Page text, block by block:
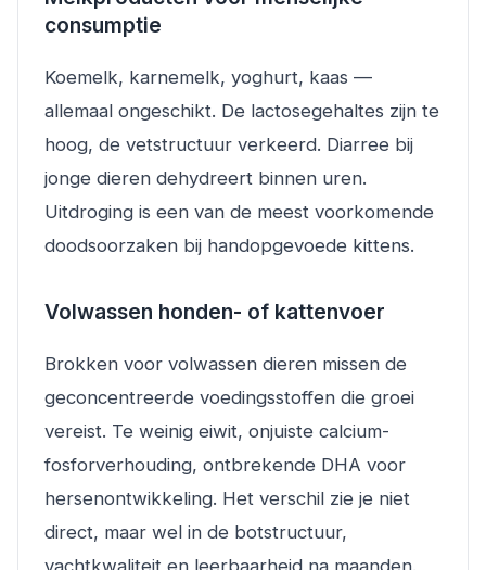
consumptie
Koemelk, karnemelk, yoghurt, kaas —
allemaal ongeschikt. De lactosegehaltes zijn te
hoog, de vetstructuur verkeerd. Diarree bij
jonge dieren dehydreert binnen uren.
Uitdroging is een van de meest voorkomende
doodsoorzaken bij handopgevoede kittens.
Volwassen honden- of kattenvoer
Brokken voor volwassen dieren missen de
geconcentreerde voedingsstoffen die groei
vereist. Te weinig eiwit, onjuiste calcium-
fosforverhouding, ontbrekende DHA voor
hersenontwikkeling. Het verschil zie je niet
direct, maar wel in de botstructuur,
vachtkwaliteit en leerbaarheid na maanden.